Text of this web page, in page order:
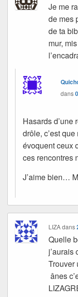
Je me
de mes
de ta
mur,
dans
Hasards
drôle, c’est
évoquent ceux
ces rencontres
J’aime bien…
LIZAdans
Quelle
Trouver
ânes